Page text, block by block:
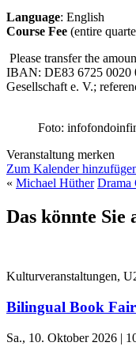
Language: English
Course Fee (entire
Please transfer the
IBAN: DE83 6725 0020
Gesellschaft e. V.;
Foto:
Veranstaltung merken
Zum Kalender
« Michael Hüther Drama
Das könnte Sie
Kulturveranstaltungen,
Bilingual Book
Sa., 10. Oktober 2026 |